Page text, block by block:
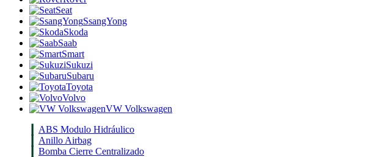
Seat
SsangYong
Skoda
Saab
Smart
Sukuzi
Subaru
Toyota
Volvo
VW Volkswagen
ABS Modulo Hidráulico
Anillo Airbag
Bomba Cierre Centralizado